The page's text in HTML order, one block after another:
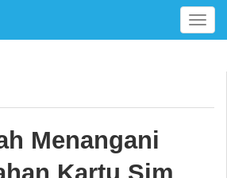
T
o
e
Menangani
Kartu Sim